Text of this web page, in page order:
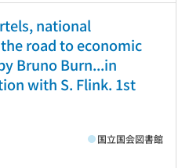
national
road to economic
Bruno Burn...in
with S. Flink. 1st
国立国会図書館